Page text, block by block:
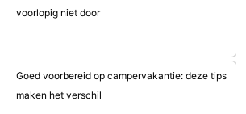
voorlopig niet door
Goed voorbereid op campervakantie: deze tips
maken het verschil